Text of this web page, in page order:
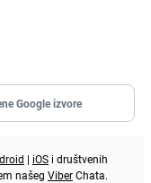
Google izvore
| iOS i društvenih
našeg ViberChata.